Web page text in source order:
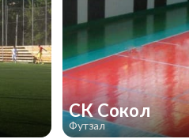
СК Сокол
Футзал